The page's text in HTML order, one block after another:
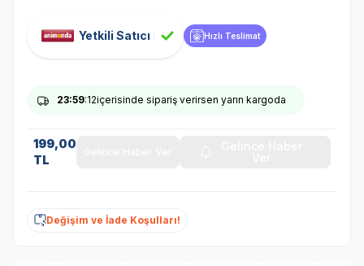
Yetkili Satıcı Hızlı Teslimat
23:59:12içerisinde sipariş verirsen yarın kargoda
199,00
TL
Değişim ve İade Koşulları!